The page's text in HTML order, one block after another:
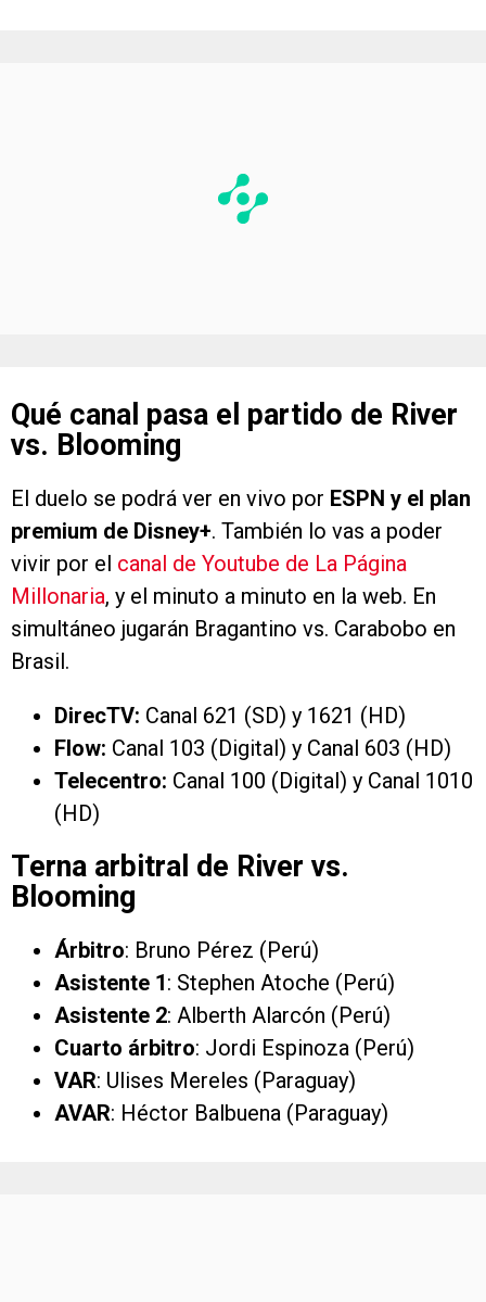
Qué canal pasa el partido de River
vs. Blooming
El duelo se podrá ver en vivo por ESPN y el plan
premium de Disney+. También lo vas a poder
vivir por el canal de Youtube de La Página
Millonaria, y el minuto a minuto en la web. En
simultáneo jugarán Bragantino vs. Carabobo en
Brasil.
DirecTV: Canal 621 (SD) y 1621 (HD)
Flow: Canal 103 (Digital) y Canal 603 (HD)
Telecentro: Canal 100 (Digital) y Canal 1010
(HD)
Terna arbitral de River vs.
Blooming
Árbitro: Bruno Pérez (Perú)
Asistente 1: Stephen Atoche (Perú)
Asistente 2: Alberth Alarcón (Perú)
Cuarto árbitro: Jordi Espinoza (Perú)
VAR: Ulises Mereles (Paraguay)
AVAR: Héctor Balbuena (Paraguay)